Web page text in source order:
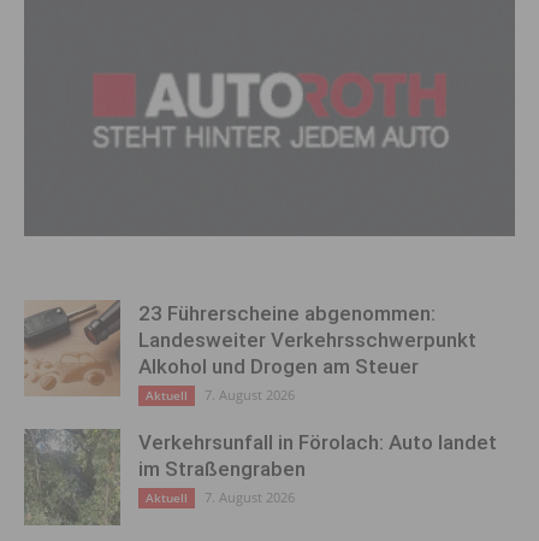
23 Führerscheine abgenommen:
Landesweiter Verkehrsschwerpunkt
Alkohol und Drogen am Steuer
Aktuell 7. August 2026
Verkehrsunfall in Förolach: Auto landet
im Straßengraben
Aktuell 7. August 2026